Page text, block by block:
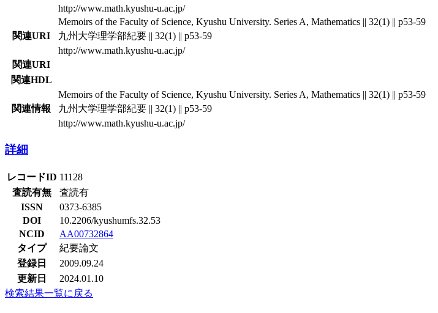
http://www.math.kyushu-u.ac.jp/
関連URI
Memoirs of the Faculty of Science, Kyushu University. Series A, Mathematics || 32(1) || p53-59
九州大学理学部紀要 || 32(1) || p53-59
http://www.math.kyushu-u.ac.jp/
関連URI
関連HDL
関連情報
Memoirs of the Faculty of Science, Kyushu University. Series A, Mathematics || 32(1) || p53-59
九州大学理学部紀要 || 32(1) || p53-59
http://www.math.kyushu-u.ac.jp/
詳細
レコードID 11128
査読有無
査読有
ISSN
0373-6385
DOI
10.2206/kyushumfs.32.53
NCID
AA00732864
タイプ
紀要論文
登録日
2009.09.24
更新日
2024.01.10
検索結果一覧に戻る